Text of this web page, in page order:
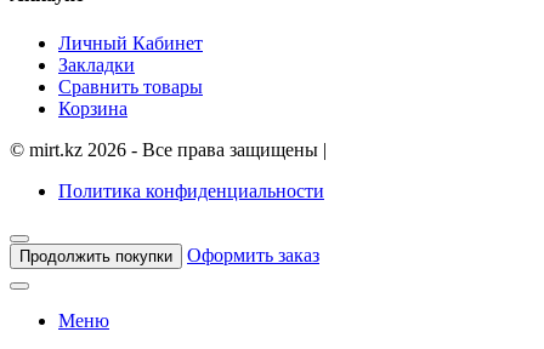
Личный Кабинет
Закладки
Сравнить товары
Корзина
© mirt.kz 2026 - Все права защищены |
Политика конфиденциальности
Продолжить покупки Оформить заказ
Меню